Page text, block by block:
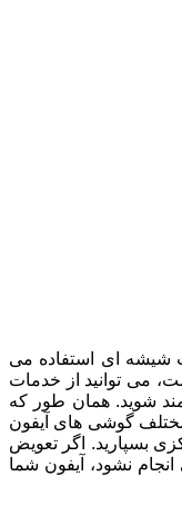
شیشه ای استفاده می
می توانید از خدمات
شوید. همان طور که
گوشی های آیفون
بسپارید. اگر تعویض
نشود، آیفون شما